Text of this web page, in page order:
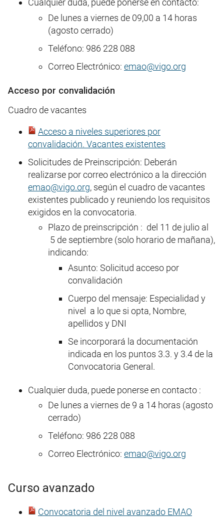
Cualquier duda, puede ponerse en contacto:
De lunes a viernes de 09,00 a 14 horas
(agosto cerrado)
Teléfono: 986 228 088
Correo Electrónico: emao@vigo.org
Acceso por convalidación
Cuadro de vacantes
Acceso a niveles superiores por
convalidación. Vacantes existentes
Solicitudes de Preinscripción: Deberán
realizarse por correo electrónico a la dirección
emao@vigo.org, según el cuadro de vacantes
existentes publicado y reuniendo los requisitos
exigidos en la convocatoria.
Plazo de preinscripción : del 11 de julio al
5 de septiembre (solo horario de mañana),
indicando:
Asunto: Solicitud acceso por
convalidación
Cuerpo del mensaje: Especialidad y
nivel a lo que si opta, Nombre,
apellidos y DNI
Se incorporará la documentación
indicada en los puntos 3.3. y 3.4 de la
Convocatoria General.
Cualquier duda, puede ponerse en contacto :
De lunes a viernes de 9 a 14 horas (agosto
cerrado)
Teléfono: 986 228 088
Correo Electrónico: emao@vigo.org
Curso avanzado
Convocatoria del nivel avanzado EMAO